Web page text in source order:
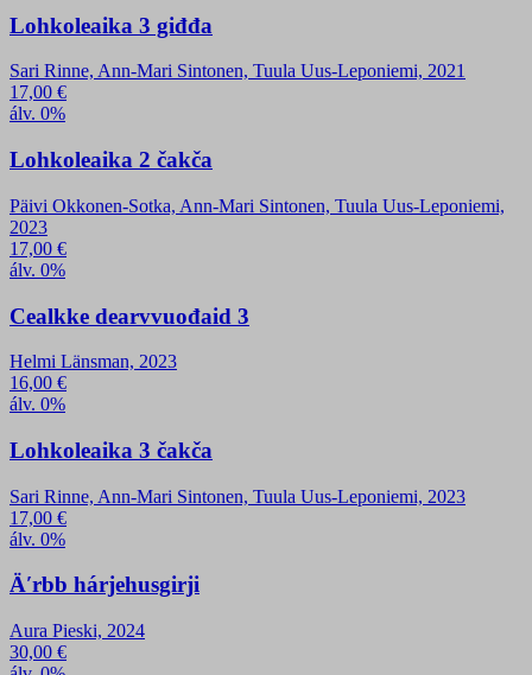
Lohkoleaika 3 giđđa
Sari Rinne, Ann-Mari Sintonen, Tuula Uus-Leponiemi, 2021
17,00 €
álv. 0%
Lohkoleaika 2 čakča
Päivi Okkonen-Sotka, Ann-Mari Sintonen, Tuula Uus-Leponiemi,
2023
17,00 €
álv. 0%
Cealkke dearvvuođaid 3
Helmi Länsman, 2023
16,00 €
álv. 0%
Lohkoleaika 3 čakča
Sari Rinne, Ann-Mari Sintonen, Tuula Uus-Leponiemi, 2023
17,00 €
álv. 0%
Äʹrbb hárjehusgirji
Aura Pieski, 2024
30,00 €